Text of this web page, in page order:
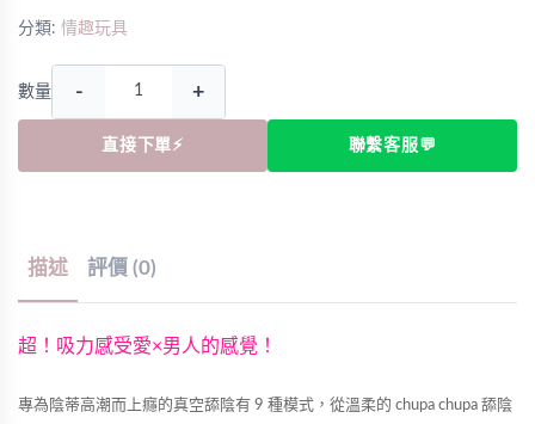
分類: 情趣玩具
數量 - +
直接下單⚡ 聯繫客服💬
描述 評價 (0)
超！吸力感受愛×男人的感覺！
專為陰蒂高潮而上癮的真空舔陰有 9 種模式，從溫柔的 chupa chupa 舔陰